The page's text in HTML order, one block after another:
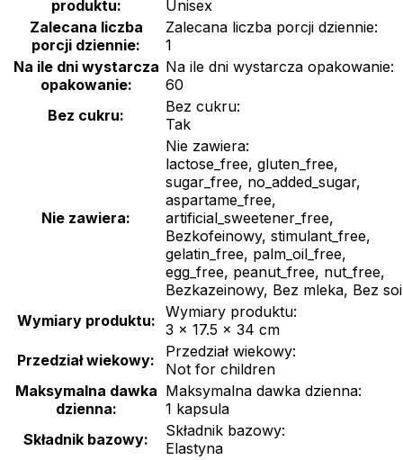
produktu:
Unisex
Zalecana liczba
porcji dziennie:
Zalecana liczba porcji dziennie:
1
Na ile dni wystarcza
opakowanie:
Na ile dni wystarcza opakowanie:
60
Bez cukru:
Bez cukru:
Tak
Nie zawiera:
Nie zawiera:
lactose_free, gluten_free,
sugar_free, no_added_sugar,
aspartame_free,
artificial_sweetener_free,
Bezkofeinowy, stimulant_free,
gelatin_free, palm_oil_free,
egg_free, peanut_free, nut_free,
Bezkazeinowy, Bez mleka, Bez soi
Wymiary produktu: Wymiary produktu:
3 × 17.5 × 34 cm
Przedział wiekowy:
Przedział wiekowy:
Not for children
Maksymalna dawka
dzienna:
Maksymalna dawka dzienna:
1 kapsula
Składnik bazowy:
Składnik bazowy:
Elastyna